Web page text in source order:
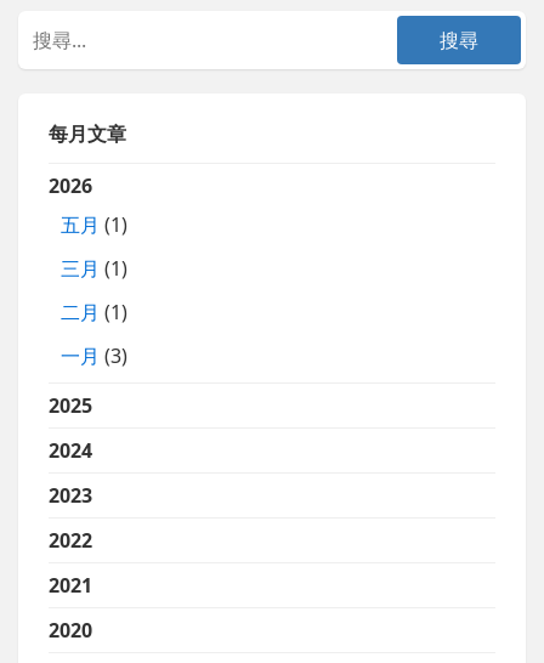
每月文章
2026
五月 (1)
三月 (1)
二月 (1)
一月 (3)
2025
2024
2023
2022
2021
2020